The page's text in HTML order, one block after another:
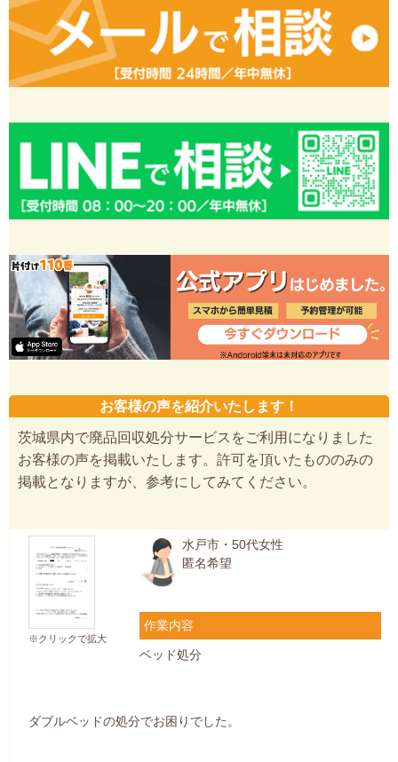
お客様の声を紹介いたします！
茨城県内で廃品回収処分サービスをご利用になりました
お客様の声を掲載いたします。許可を頂いたもののみの
掲載となりますが、参考にしてみてください。
※クリックで拡大
水戸市・50代女性
匿名希望
作業内容
ベッド処分
ダブルベッドの処分でお困りでした。